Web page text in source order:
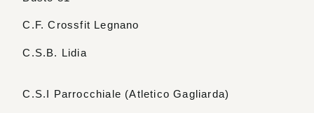
C.F. Crossfit Legnano
C.S.B. Lidia
C.S.I Parrocchiale (Atletico Gagliarda)